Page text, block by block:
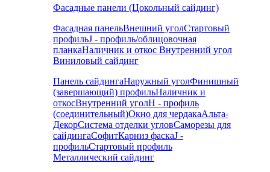
Фасадные панели (Цокольный сайдинг)
Фасадная панельВнешний уголСтартовый
профильJ - профиль/облицовочная
планкаНаличник и откос Внутренний угол
Виниловый сайдинг
Панель сайдингаНаружный уголФинишный
(завершающий) профильНаличник и
откосВнутренний уголH - профиль
(соединительный)Окно для чердакаАльта-
ДекорСистема отделки угловСаморезы для
сайдингаСофитКарниз фаскаJ -
профильСтартовый профиль
Металлический сайдинг